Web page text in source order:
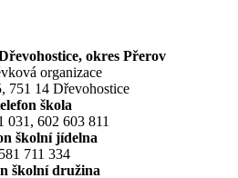
okres Přerov
organizace
751 14 Dřevohostice
škola
031, 602 603 811
školní jídelna
581 711 334
školní družina